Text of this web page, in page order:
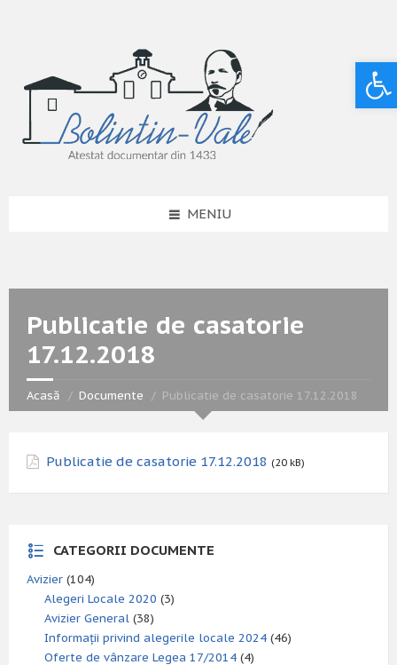
MENIU
Publicatie de casatorie
17.12.2018
Acasă Documente Publicatie de casatorie 17.12.2018
Publicatie de casatorie 17.12.2018 (20 kB)
CATEGORII DOCUMENTE
Avizier (104)
Alegeri Locale 2020 (3)
Avizier General (38)
Informații privind alegerile locale 2024 (46)
Oferte de vânzare Legea 17/2014 (4)
Deschide bara de unelte